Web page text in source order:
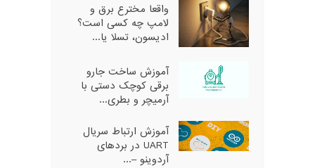
واقعا مخترع برق و
لامپ چه کسی است؟
ادیسون، تسلا یا...
آموزش ساخت جارو
برقی کوچک دستی با
آرمیچر و بطری...
آموزش ارتباط سریال
UART در بردهای
آردوینو –...